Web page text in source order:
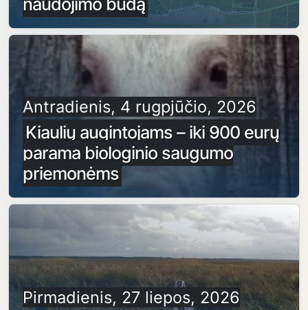
Antradienis, 4 rugpjūčio, 2026
Kiaulių augintojams – iki 900 eurų
parama biologinio saugumo
priemonėms
Pirmadienis, 27 liepos, 2026